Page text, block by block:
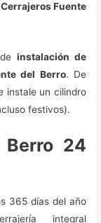
Cerrajeros Fuente
deinstalación de
del Berro. De
instale un cilindro
festivos).
Berro 24
365 días del año
integral